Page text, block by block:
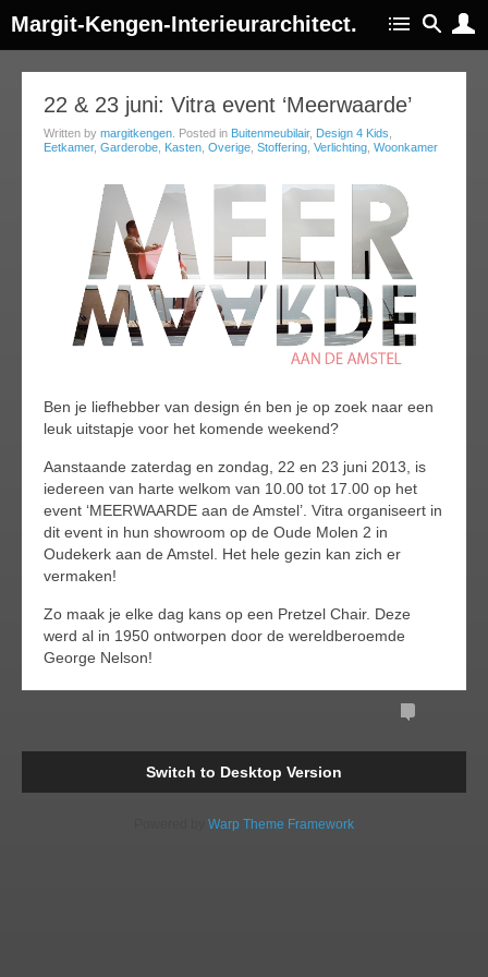
Margit-Kengen-Interieurarchitect.
22 & 23 juni: Vitra event ‘Meerwaarde’
Written by margitkengen . Posted in Buitenmeubilair, Design 4 Kids
Eetkamer, Garderobe Kasten Overige Stoffering Verlichting Woonkamer
Ben je liefhebber van design én ben je op zoek naar een
leuk uitstapje voor het komende weekend?
Aanstaande zaterdag en zondag, 22 en 23 juni 2013, is
iedereen van harte welkom van 10.00 tot 17.00 op het
event ‘MEERWAARDE aan de Amstel’. Vitra organiseert in
dit event in hun showroom op de Oude Molen 2 in
Oudekerk aan de Amstel. Het hele gezin kan zich er
vermaken!
Zo maak je elke dag kans op een Pretzel Chair. Deze
werd al in 1950 ontworpen door de wereldberoemde
George Nelson!
Comments
Switch to Desktop Version
Warp Theme Framework